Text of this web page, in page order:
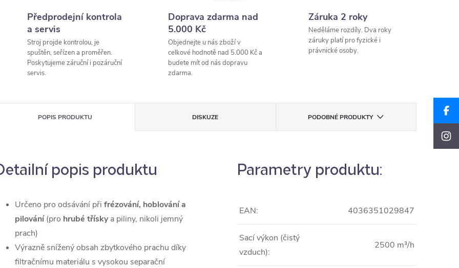
Předprodejní kontrola
a servis
Stroj projde kontrolou, je
spuštěn, seřízen a proměřen.
Poskytujeme záruční i pozáruční
servis.
Doprava zdarma nad
5.000 Kč
Objednejte u nás zboží v
celkové hodnotě nad 5.000 Kč a
budete mít od nás dopravu
zdarma.
Záruka 2 roky
Neděláme rozdíly. Dva roky
záruky platí pro fyzické i
právnické osoby.
POPIS PRODUKTU DISKUZE PODOBNÉ PRODUKTY
popis produktu
Určeno pro odsávání při frézování, hoblování a
pilování(pro hrubé třískya piliny, nikoli jemný
prach)
Výrazně snížený obsah zbytkového prachu díky
filtračnímu materiálu s vysokou separační
Parametry produktu:
EAN: 4036351029847
Sací výkon (čistý
vzduch):
2500 m³/h